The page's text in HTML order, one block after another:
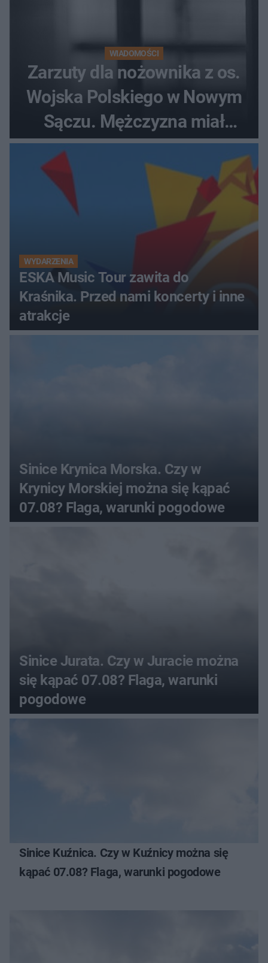
WIADOMOŚCI
Zarzuty dla nożownika z os.
Wojska Polskiego w Nowym
Sączu. Mężczyzna miał
wczesniej problemy z
prawem
WYDARZENIA
ESKA Music Tour zawita do
Kraśnika. Przed nami koncerty i inne
atrakcje
Sinice Krynica Morska. Czy w
Krynicy Morskiej można się kąpać
07.08? Flaga, warunki pogodowe
Sinice Jurata. Czy w Juracie można
się kąpać 07.08? Flaga, warunki
pogodowe
Sinice Kuźnica. Czy w Kuźnicy można się
kąpać 07.08? Flaga, warunki pogodowe